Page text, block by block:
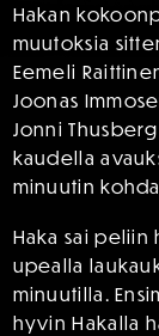
Hakan
muutoksia
Eemeli
Joonas
Jonni
kaudella
minuutin
Haka sai
upealla
minuutilla.
hyvin Hakalla